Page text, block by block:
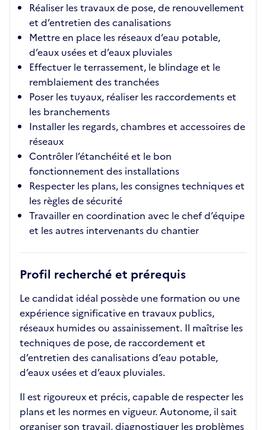
Réaliser les travaux de pose, de renouvellement
et d’entretien des canalisations
Mettre en place les réseaux d’eau potable,
d’eaux usées et d’eaux pluviales
Effectuer le terrassement, le blindage et le
remblaiement des tranchées
Poser les tuyaux, réaliser les raccordements et
les branchements
Installer les regards, chambres et accessoires de
réseaux
Contrôler l’étanchéité et le bon
fonctionnement des installations
Respecter les plans, les consignes techniques et
les règles de sécurité
Travailler en coordination avec le chef d’équipe
et les autres intervenants du chantier
Profil recherché et prérequis
Le candidat idéal possède une formation ou une
expérience significative en travaux publics,
réseaux humides ou assainissement. Il maîtrise les
techniques de pose, de raccordement et
d’entretien des canalisations d’eau potable,
d’eaux usées et d’eaux pluviales.
Il est rigoureux et précis, capable de respecter les
plans et les normes en vigueur. Autonome, il sait
organiser son travail, diagnostiquer les problèmes